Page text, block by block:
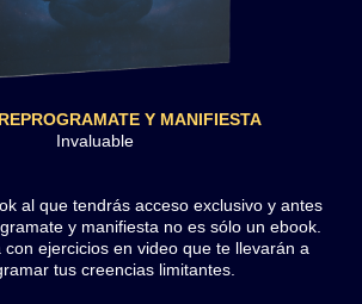
Y MANIFIESTA
Invaluable
al que tendrás acceso exclusivo y antes
y manifiesta no es sólo un ebook.
con ejercicios en video que te llevarán a
tus creencias limitantes.